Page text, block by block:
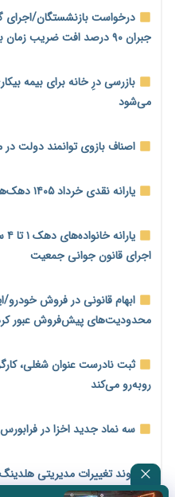
محدودیت صنایع
ورود بخش خصوصی به
امسال گسترده‌تر می‌شود
مطالبه کارگران جنوب برای
شبکه برق
حساب‌های شرکت ملی نفت
بدهی یک میلیارد دلاری
درآمد کارگزاری‌ها چقدر است؟
فضای مجازی را تکذیب کرد
بیکاری ۷ درصدی روی کاغذ؛ آیا در واقعیت هم این چنین است؟
روز خبرنگار؛ مطالبه‌ای
امنیت شغلی
همایش و مسابقه نذری ماه
زائران اربعین نگران ارز
صرافی‌ها
درخواست بازنشستگان/
جبران ۹۰ درصد افت ضریب زمان برقراری
بازرسی درِ خانه برای بیمه
می‌شود
اصناف بازوی توانمند دولت در
یارانه نقدی خرداد ۱۴۰۵ دهک‌های چهارم تا نهم واریز شد
اجرای قانون جوانی جمعیت
ابهام قانونی در فروش خودرو/
محدودیت‌های پیش‌فروش عبور
ثبت نادرست عنوان شغلی،
روبه‌رو می‌کند
سه نماد جدید اخزا در
روند تغییرات مدیریتی
روایت‌های متناقض و نگرانی